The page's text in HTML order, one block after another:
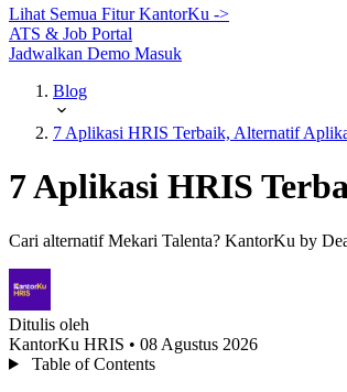
Lihat Semua Fitur KantorKu ->
ATS & Job Portal
Jadwalkan Demo Masuk
Blog
7 Aplikasi HRIS Terbaik, Alternatif
7 Aplikasi HRIS
Cari alternatif Mekari Talenta? KantorKu by
Ditulis oleh
KantorKu HRIS • 08 Agustus 2026
Table of Contents